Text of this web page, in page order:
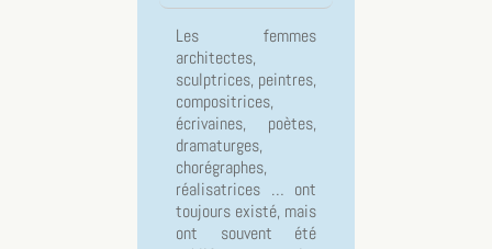
Les femmes
architectes,
sculptrices, peintres,
compositrices,
écrivaines, poètes,
dramaturges,
chorégraphes,
réalisatrices … ont
toujours existé, mais
ont souvent été